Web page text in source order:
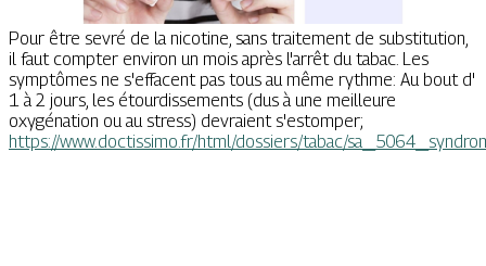
Pour être sevré de la nicotine, sans traitement de substitution,
il faut compter environ un mois après l'arrêt du tabac. Les
symptômes ne s'effacent pas tous au même rythme: Au bout d'
1 à 2 jours, les étourdissements (dus à une meilleure
oxygénation ou au stress) devraient s'estomper;
https://www.doctissimo.fr/html/dossiers/tabac/